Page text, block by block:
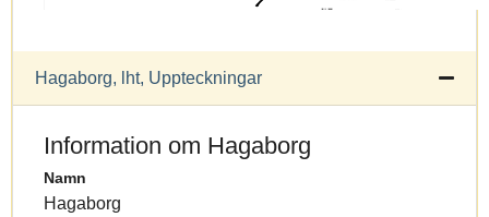
Hagaborg, lht, Uppteckningar
Information om Hagaborg
Namn
Hagaborg